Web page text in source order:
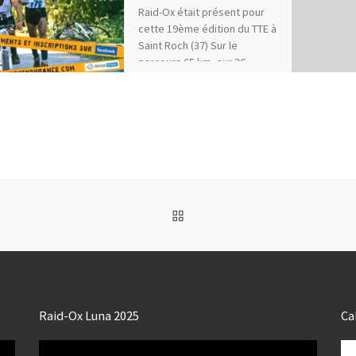
Raid-Ox était présent pour
cette 19ème édition du TTE à
Saint Roch (37) Sur le
parcours 65 km, sur 36
Raid-Ox Luna 2025